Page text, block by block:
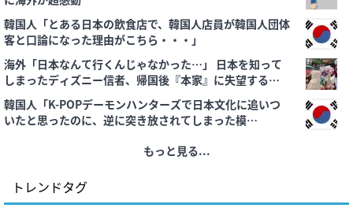
韓国人「とある日本の飲食店で、韓国人店員が韓国人団体
客と口論になった理由がこちら・・・」
海外「日本なんて行くんじゃなかった…」 日本を知って
しまったディズニー信者、帰国後『本家』に失望する事
態に
韓国人「K-POPデーモンハンターズで日本文化に追いつ
いたと思ったのに、逆に突き放されてしまった模
もっと見る...
トレンドタグ